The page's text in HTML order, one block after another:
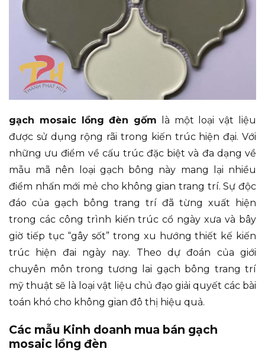
gạch mosaic lồng đèn gốm là một loại vật liệu
được sử dụng rộng rãi trong kiến trúc hiện đại. Với
những ưu điểm về cấu trúc đặc biệt và đa dạng về
mẫu mã nên loại gạch bông này mang lại nhiều
điểm nhấn mới mẻ cho không gian trang trí. Sự độc
đáo của gạch bông trang trí đã từng xuất hiện
trong các công trình kiến trúc cổ ngày xưa và bây
giờ tiếp tục “gây sốt” trong xu hướng thiết kế kiến
trúc hiện đai ngày nay. Theo dự đoán của giới
chuyên môn trong tương lai gạch bông trang trí
mỹ thuật sẽ là loại vật liệu chủ đạo giải quyết các bài
toán khó cho không gian đô thị hiệu quả.
Các mẫu Kinh doanh mua bán gạch
mosaic lồng đèn